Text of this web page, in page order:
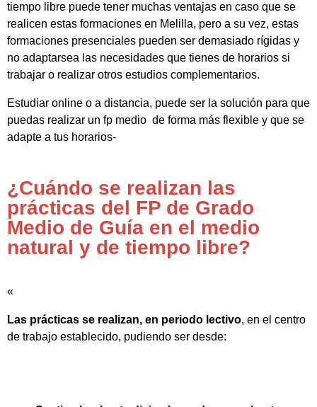
tiempo libre puede tener muchas ventajas en caso que se
realicen estas formaciones en Melilla, pero a su vez, estas
formaciones presenciales pueden ser demasiado rígidas y
no adaptarsea las necesidades que tienes de horarios si
trabajar o realizar otros estudios complementarios.
Estudiar online o a distancia, puede ser la solución para que
puedas realizar un fp medio de forma más flexible y que se
adapte a tus horarios-
¿Cuándo se realizan las
prácticas del FP de Grado
Medio de Guía en el medio
natural y de tiempo libre?
«
Las prácticas se realizan, en periodo lectivo, en el centro
de trabajo establecido, pudiendo ser desde: